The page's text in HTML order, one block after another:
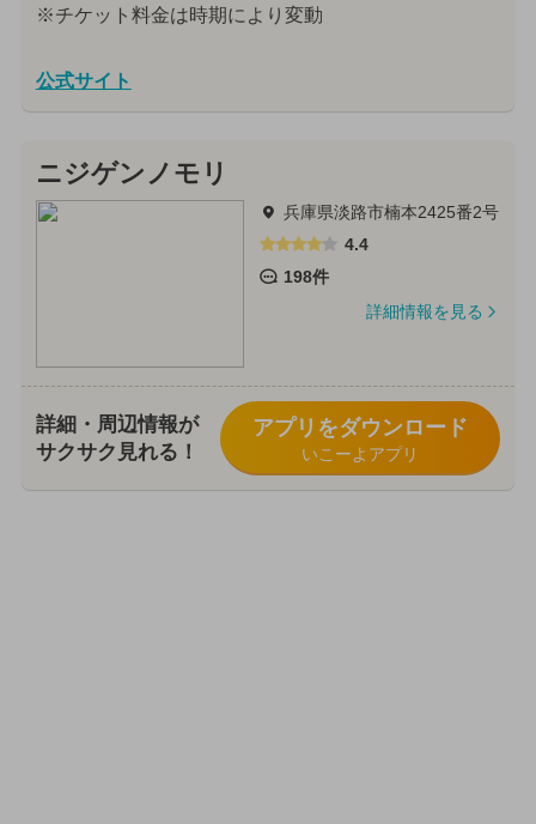
※チケット料金は時期により変動
公式サイト
ニジゲンノモリ
兵庫県淡路市楠本2425番2号
4.4
198件
詳細情報を見る
詳細・周辺情報が
サクサク見れる！
アプリをダウンロード
いこーよアプリ